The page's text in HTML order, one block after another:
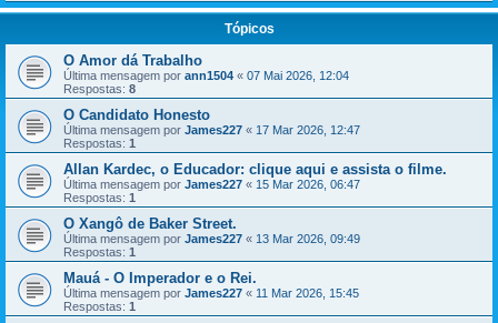
Tópicos
O Amor dá Trabalho
Última mensagem por ann1504 « 07 Mai 2026, 12:04
Respostas: 8
O Candidato Honesto
Última mensagem por James227 « 17 Mar 2026, 12:47
Respostas: 1
Allan Kardec, o Educador: clique aqui e assista o filme.
Última mensagem por James227 « 15 Mar 2026, 06:47
Respostas: 1
O Xangô de Baker Street.
Última mensagem por James227 « 13 Mar 2026, 09:49
Respostas: 1
Mauá - O Imperador e o Rei.
Última mensagem por James227 « 11 Mar 2026, 15:45
Respostas: 1